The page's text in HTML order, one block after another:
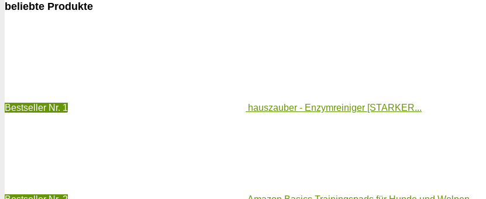
beliebte Produkte
Bestseller Nr. 1 hauszauber - Enzymreiniger [STARKER...